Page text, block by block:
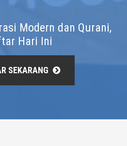
Modern dan Qurani,
Hari Ini
SEKARANG